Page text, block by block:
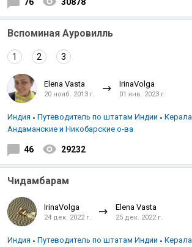
Вспоминая Ауровилль
1 2 3
Elena Vasta
20 нояб. 2013 г.
IrinaVolga
01 янв. 2023 г.
Индия Путеводитель по штатам Индии
Андаманские и Никобарские о-ва
46 29232
Чидамбарам
IrinaVolga
24 дек. 2022 г.
Elena Vasta
25 дек. 2022 г.
Индия Путеводитель по штатам Индии